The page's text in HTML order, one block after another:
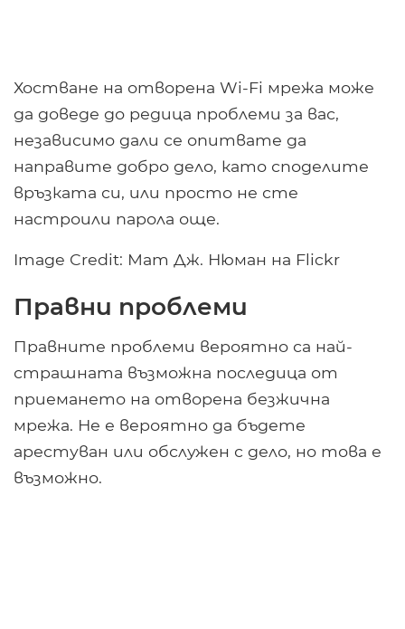
Хостване на отворена Wi-Fi мрежа може
да доведе до редица проблеми за вас,
независимо дали се опитвате да
направите добро дело, като споделите
връзката си, или просто не сте
настроили парола още.
Image Credit: Мат Дж. Нюман на Flickr
Правни проблеми
Правните проблеми вероятно са най-
страшната възможна последица от
приемането на отворена безжична
мрежа. Не е вероятно да бъдете
арестуван или обслужен с дело, но това е
възможно.